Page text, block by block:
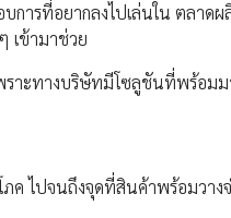
การที่อยากลงไปเล่นใน ตล
เข้ามาช่วย
ราะทางบริษัทมีโซลูชันที่พร้อม
ค ไปจนถึงจุดที่สินค้าพร้อมวา